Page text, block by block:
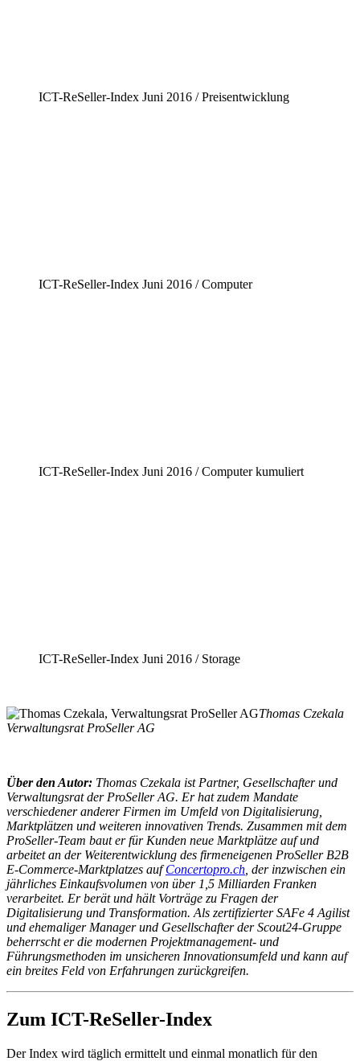
ICT-ReSeller-Index Juni 2016 / Preisentwicklung
ICT-ReSeller-Index Juni 2016 / Computer
ICT-ReSeller-Index Juni 2016 / Computer kumuliert
ICT-ReSeller-Index Juni 2016 / Storage
Thomas Czekala
Verwaltungsrat ProSeller AG
Über den Autor: Thomas Czekala ist Partner, Gesellschafter und
Verwaltungsrat der ProSeller AG. Er hat zudem Mandate
verschiedener anderer Firmen im Umfeld von Digitalisierung,
Marktplätzen und weiteren innovativen Trends. Zusammen mit dem
ProSeller-Team baut er für Kunden neue Marktplätze auf und
arbeitet an der Weiterentwicklung des firmeneigenen ProSeller B2B
E-Commerce-Marktplatzes aufConcertopro.ch , der inzwischen ein
jährliches Einkaufsvolumen von über 1,5 Milliarden Franken
verarbeitet. Er berät und hält Vorträge zu Fragen der
Digitalisierung und Transformation. Als zertifizierter SAFe 4 Agilist
und ehemaliger Manager und Gesellschafter der Scout24-Gruppe
beherrscht er die modernen Projektmanagement- und
Führungsmethoden im unsicheren Innovationsumfeld und kann auf
ein breites Feld von Erfahrungen zurückgreifen.
Zum ICT-ReSeller-Index
Der Index wird täglich ermittelt und einmal monatlich für den